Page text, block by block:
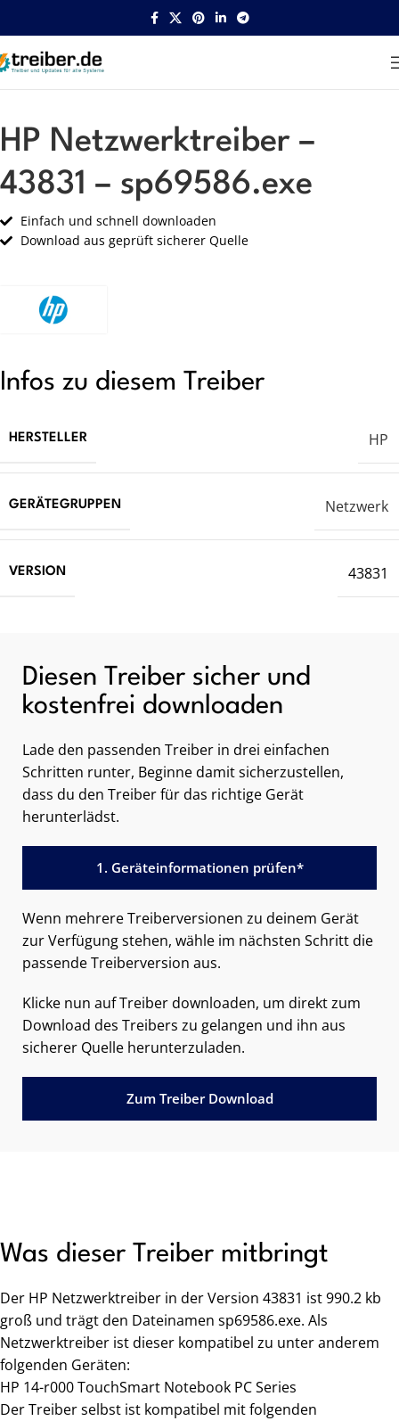
Startseite HP Netzwerk
HP Netzwerktreiber –
43831 – sp69586.exe
Einfach und schnell downloaden
Download aus geprüft sicherer Quelle
Infos zu diesem Treiber
HERSTELLER HP
GERÄTEGRUPPEN Netzwerk
VERSION 43831
Diesen Treiber sicher und
kostenfrei downloaden
Lade den passenden Treiber in drei einfachen
Schritten runter, Beginne damit sicherzustellen,
dass du den Treiber für das richtige Gerät
herunterlädst.
1. Geräteinformationen prüfen*
Wenn mehrere Treiberversionen zu deinem Gerät
zur Verfügung stehen, wähle im nächsten Schritt die
passende Treiberversion aus.
Klicke nun auf Treiber downloaden, um direkt zum
Download des Treibers zu gelangen und ihn aus
sicherer Quelle herunterzuladen.
Zum Treiber Download
Was dieser Treiber mitbringt
Der HP Netzwerktreiber in der Version 43831 ist 990.2 kb
groß und trägt den Dateinamen sp69586.exe. Als
Netzwerktreiber ist dieser kompatibel zu unter anderem
folgenden Geräten:
HP 14-r000 TouchSmart Notebook PC Series
Der Treiber selbst ist kompatibel mit folgenden